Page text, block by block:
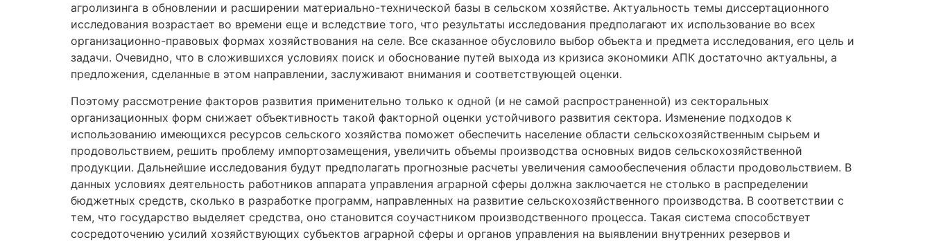
агролизинга в обновлении и расширении материально-технической базы в сельском хозяйстве. Актуальность темы диссертационного
исследования возрастает во времени еще и вследствие того, что результаты исследования предполагают их использование во всех
организационно-правовых формах хозяйствования на селе. Все сказанное обусловило выбор объекта и предмета исследования, его цель и
задачи. Очевидно, что в сложившихся условиях поиск и обоснование путей выхода из кризиса экономики АПК достаточно актуальны, а
предложения, сделанные в этом направлении, заслуживают внимания и соответствующей оценки.
Поэтому рассмотрение факторов развития применительно только к одной (и не самой распространенной) из секторальных
организационных форм снижает объективность такой факторной оценки устойчивого развития сектора. Изменение подходов к
использованию имеющихся ресурсов сельского хозяйства поможет обеспечить население области сельскохозяйственным сырьем и
продовольствием, решить проблему импортозамещения, увеличить объемы производства основных видов сельскохозяйственной
продукции. Дальнейшие исследования будут предполагать прогнозные расчеты увеличения самообеспечения области продовольствием. В
данных условиях деятельность работников аппарата управления аграрной сферы должна заключается не столько в распределении
бюджетных средств, сколько в разработке программ, направленных на развитие сельскохозяйственного производства. В соответствии с
тем, что государство выделяет средства, оно становится соучастником производственного процесса. Такая система способствует
сосредоточению усилий хозяйствующих субъектов аграрной сферы и органов управления на выявлении внутренних резервов и